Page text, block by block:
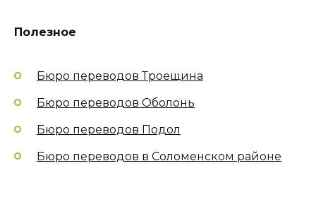
Полезное
Бюро переводов Троещина
Бюро переводов Оболонь
Бюро переводов Подол
Бюро переводов в Соломенском районе